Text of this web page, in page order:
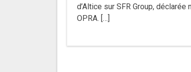
d’Altice sur SFR Group, déclarée
OPRA. […]